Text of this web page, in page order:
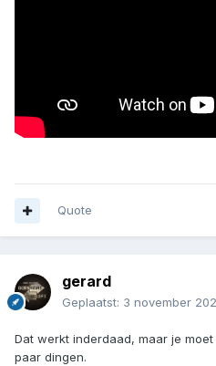
Quote
gerard
Geplaatst: 3 november
Dat werkt inderdaad, maar je
paar dingen.